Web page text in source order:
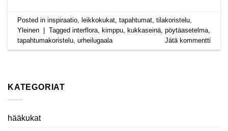
KATEGORIAT
hääkukat
Posted ininspiraatio ,leikkokukat ,tapahtumat ,tilakoristelu
Yleinen | Taggedinterflora ,kimppu ,kukkaseinä ,pöytäasetelma
tapahtumakoristelu ,urheilugaala Jätä kommentti